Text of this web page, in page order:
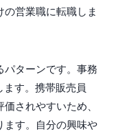
営業職に転職しま
パターンです。事務
す。携帯販売員
されやすいため、
ます。自分の興味や